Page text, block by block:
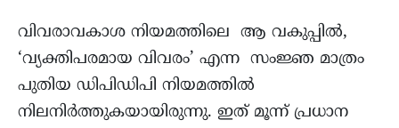
വിവരാവകാശ നിയമത്തിലെ ആ വകുപ്പിൽ,
‘വ്യക്തിപരമായ വിവരം’ എന്ന സംജ്ഞ മാത്രം
പുതിയ ഡിപിഡിപി നിയമത്തിൽ
നിലനിർത്തുകയായിരുന്നു. ഇത് മൂന്ന് പ്രധാന